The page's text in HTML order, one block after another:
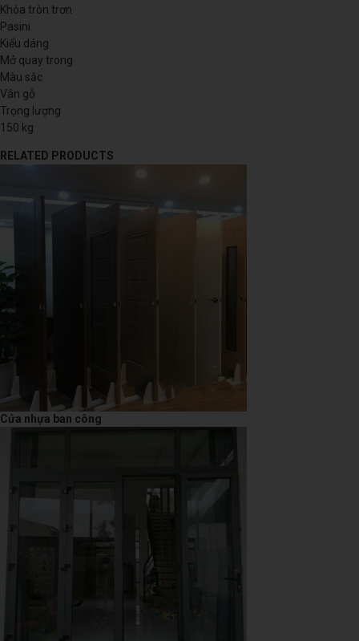
Khóa tròn trơn
Pasini
Kiểu dáng
Mở quay trong
Màu sắc
Vân gỗ
Trọng lượng
150 kg
RELATED PRODUCTS
Cửa nhựa ban công